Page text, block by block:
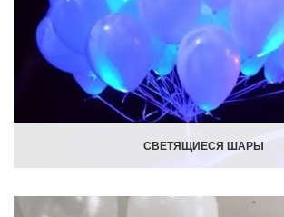
СВЕТЯЩИЕСЯ ШАРЫ